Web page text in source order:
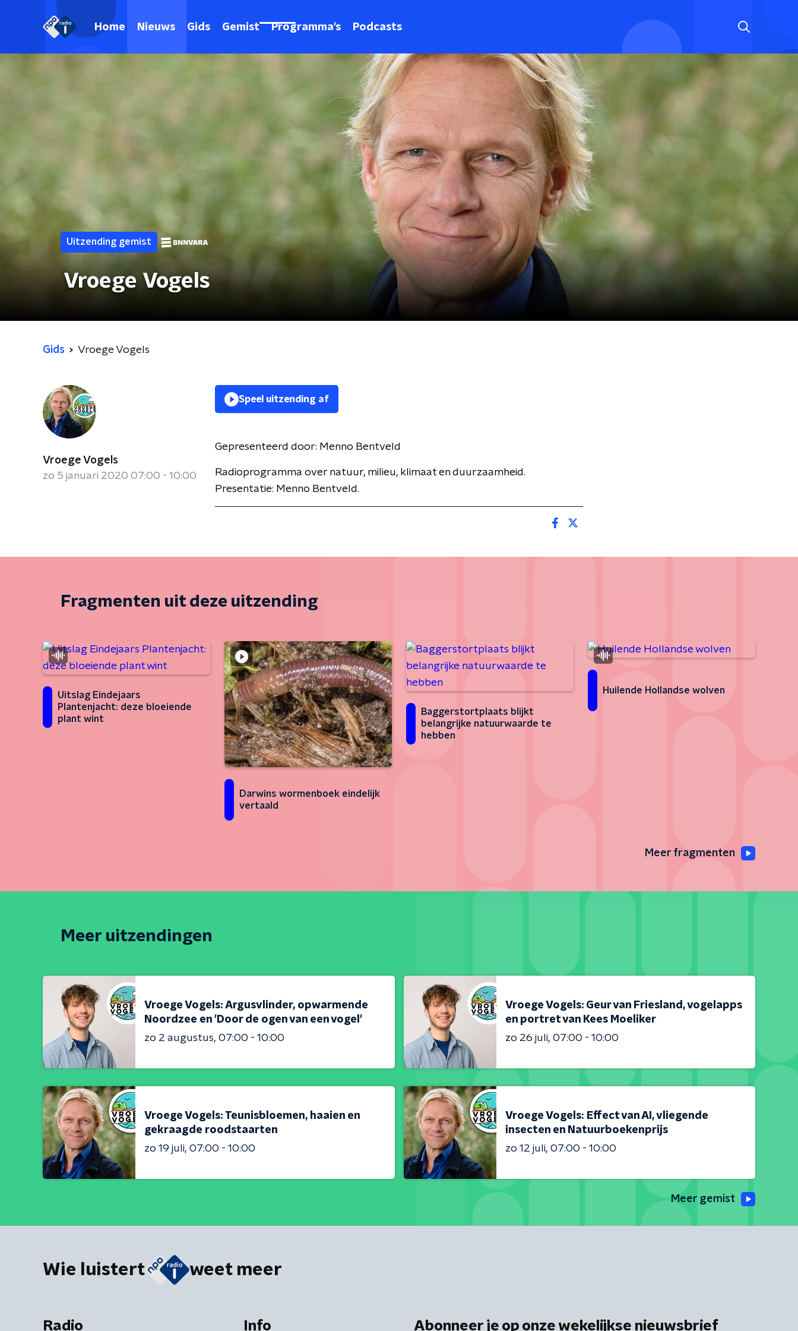
Home Nieuws Gids Gemist Programma's Podcasts
Uitzending gemist
Vroege Vogels
Gids Vroege Vogels
Vroege Vogels
zo 5 januari 2020 07:00 - 10:00
Speel uitzending af
Gepresenteerd door: Menno Bentveld
Radioprogramma over natuur, milieu, klimaat en duurzaamheid.
Presentatie: Menno Bentveld.
Fragmenten uit deze uitzending
Uitslag Eindejaars
Plantenjacht: deze bloeiende
plant wint
Darwins wormenboek eindelijk
vertaald
Baggerstortplaats blijkt
belangrijke natuurwaarde te
hebben
Huilende Hollandse wolven
Meer fragmenten
Meer uitzendingen
Vroege Vogels: Argusvlinder, opwarmende
Noordzee en 'Door de ogen van een vogel'
zo 2 augustus 07:00 - 10:00
Vroege Vogels: Geur van Friesland, vogelapps
en portret van Kees Moeliker
zo 26 juli 07:00 - 10:00
Vroege Vogels: Teunisbloemen, haaien en
gekraagde roodstaarten
zo 19 juli 07:00 - 10:00
Vroege Vogels: Effect van AI, vliegende
insecten en Natuurboekenprijs
zo 12 juli 07:00 - 10:00
Meer gemist
Wie luistert weet meer
Radio Info Abonneer je op onze wekelijkse nieuwsbrief